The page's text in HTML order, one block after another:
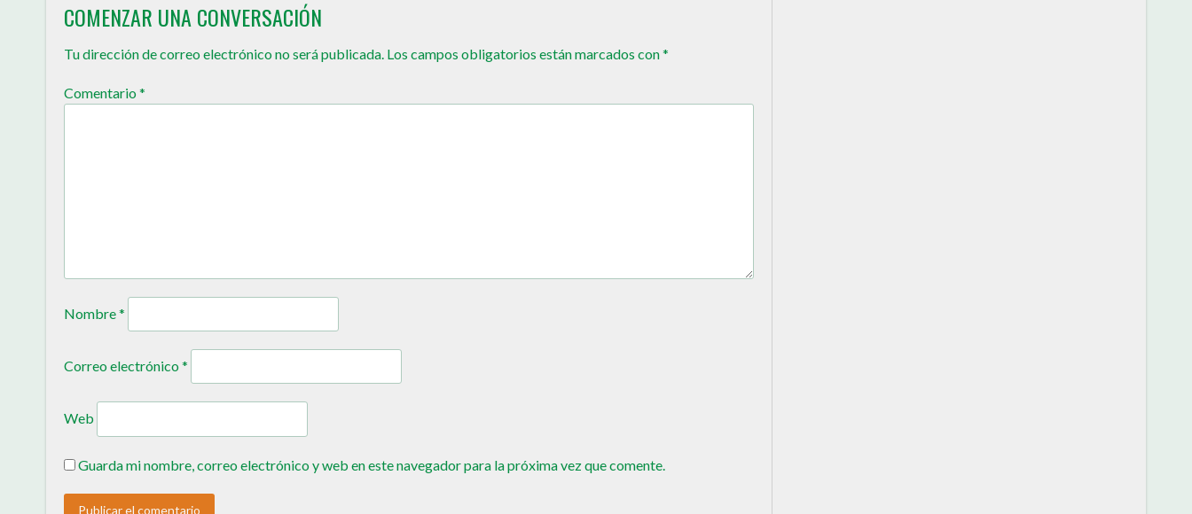
COMENZAR UNA CONVERSACIÓN
Tu dirección de correo electrónico no será publicada. Los campos obligatorios están marcados con*
Comentario*
Nombre*
Correo electrónico*
Web
Guarda mi nombre, correo electrónico y web en este navegador para la próxima vez que comente.